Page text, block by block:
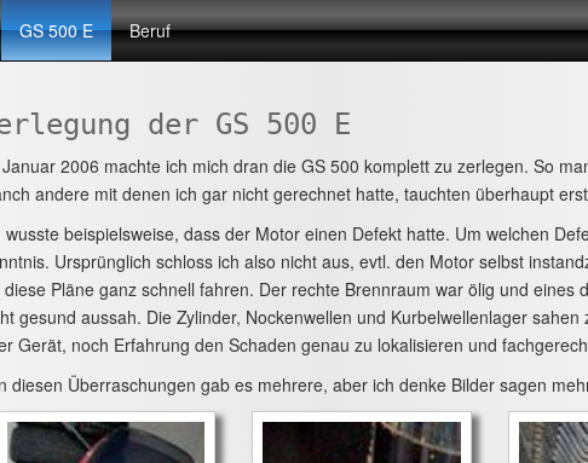
GS 500 E Beruf
der GS 500 E
2006 machte ich mich dran die GS 500 komplett zu zerlegen. So
andere mit denen ich gar nicht gerechnet hatte, tauchten überhaupt
wusste beispielsweise, dass der Motor einen Defekt hatte. Um welchen
Ursprünglich schloss ich also nicht aus, evtl. den Motor selbst
diese Pläne ganz schnell fahren. Der rechte Brennraum war ölig und eines
gesund aussah. Die Zylinder, Nockenwellen und Kurbelwellenlager
Gerät, noch Erfahrung den Schaden genau zu lokalisieren und
diesen Überraschungen gab es mehrere, aber ich denke Bilder sagen